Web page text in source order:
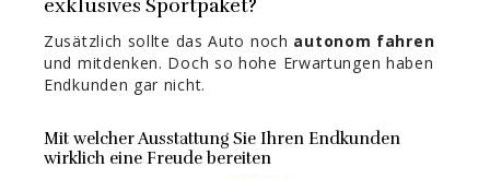
exklusives Sportpaket?
Zusätzlich sollte das Auto noch autonom fahren
und mitdenken. Doch so hohe Erwartungen haben
Endkunden gar nicht.
Mit welcher Ausstattung Sie Ihren Endkunden
wirklich eine Freude bereiten